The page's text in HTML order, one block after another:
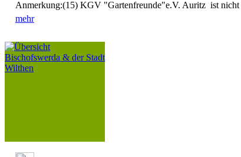
Anmerkung:(15) KGV "Gartenfreunde"e.V. Auritz ist
mehr